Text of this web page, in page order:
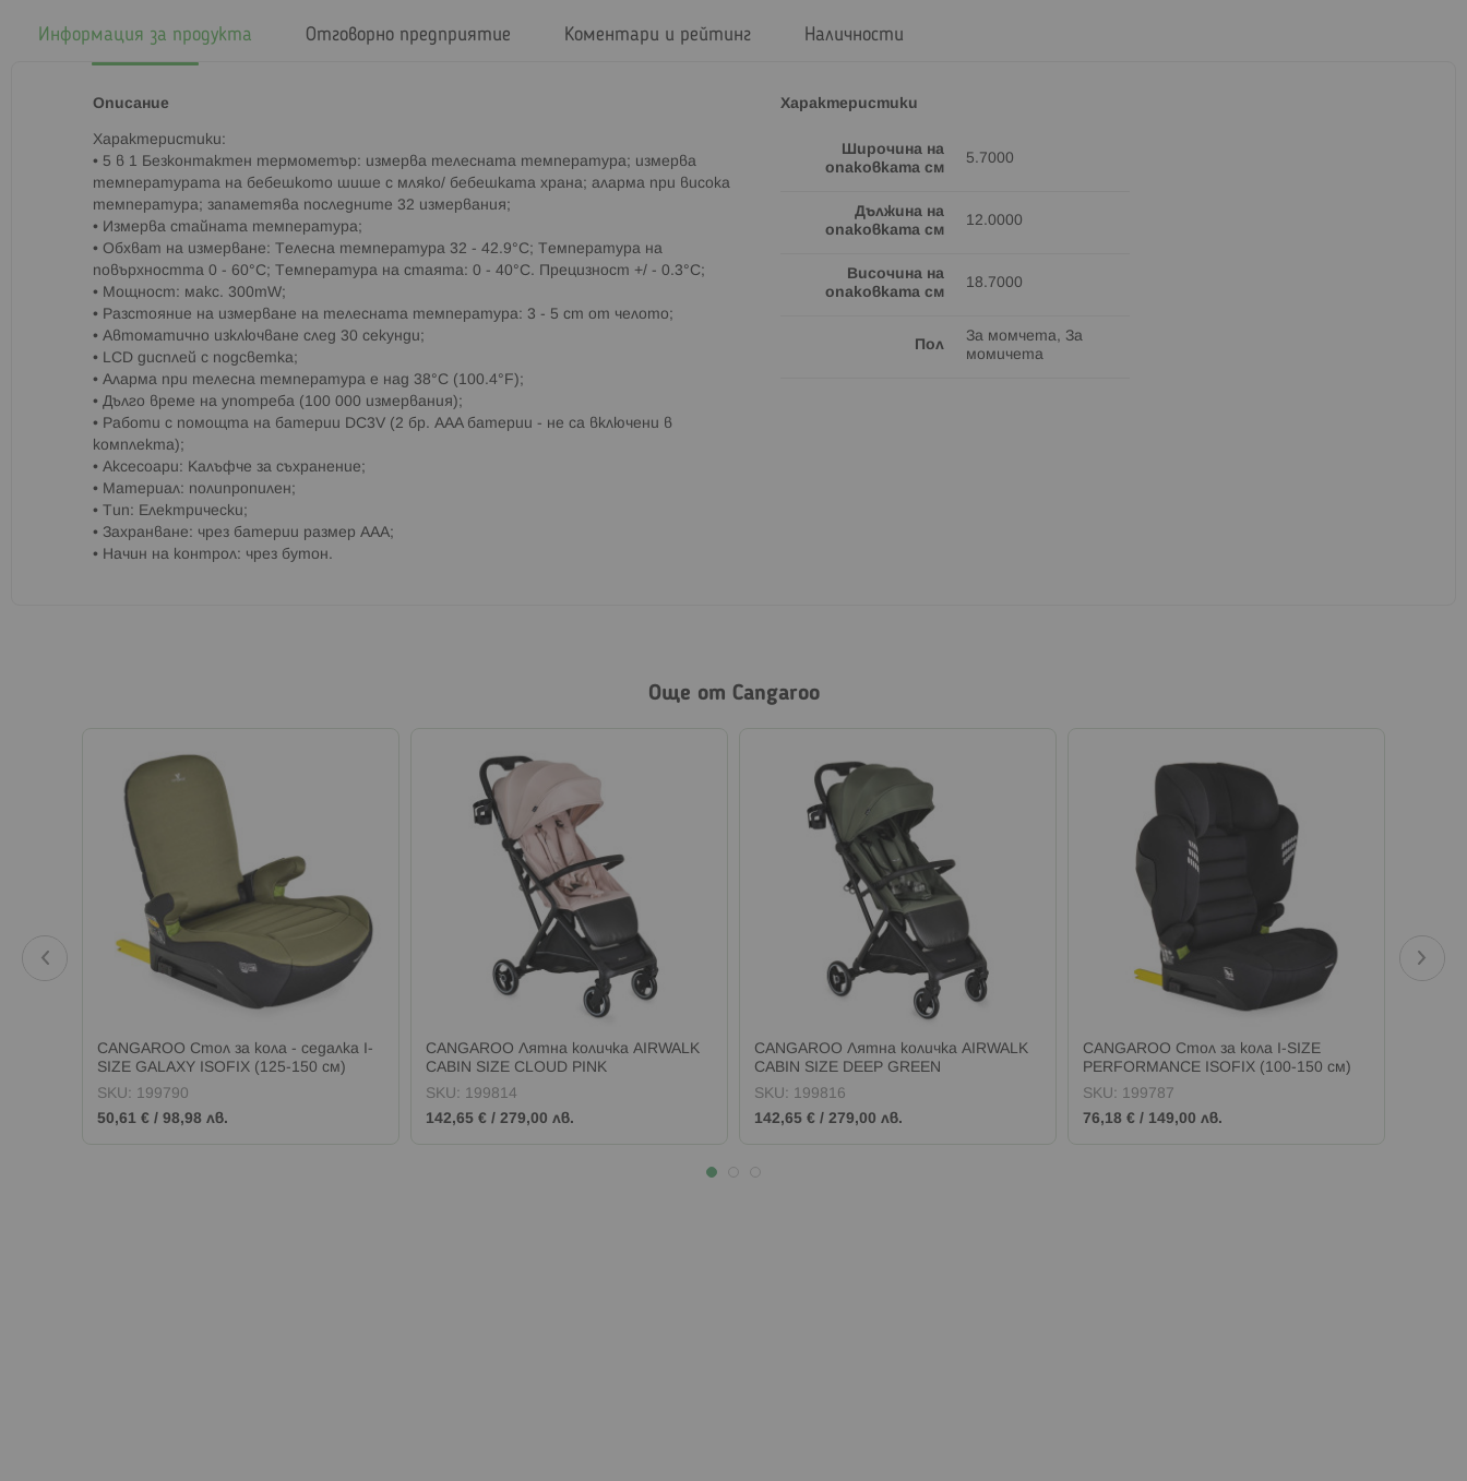
Информация за продукта
Описание
Характеристики:
• 5 в 1 Безконтактен термометър: измерва телесната температура; измерва
температурата на бебешкото шише с мляко/ бебешката храна; аларма при висока
температура; запаметява последните 32 измервания;
• Измерва стайната температура;
• Обхват на измерване: Телесна температура 32 - 42.9°C; Температура на
повърхността 0 - 60°C; Температура на стаята: 0 - 40°C. Прецизност +/ - 0.3°C;
• Мощност: макс. 300mW;
• Разстояние на измерване на телесната температура: 3 - 5 cm от челото;
• Автоматично изключване след 30 секунди;
• LCD дисплей с подсветка;
• Аларма при телесна температура е над 38°C (100.4°F);
• Дълго време на употреба (100 000 измервания);
• Работи с помощта на батерии DC3V (2 бр. AAA батерии - не са включени в
комплекта);
• Аксесоари: Калъфче за съхранение;
• Материал: полипропилен;
• Тип: Електрически;
• Захранване: чрез батерии размер AAA;
• Начин на контрол: чрез бутон.
Характеристики
Широчина на
опаковката см
5.7000
Дължина на
опаковката см
12.0000
Височина на
опаковката см
18.7000
Пол
За момчета, За
момичета
Отговорно предприятие Коментари и рейтинг Наличности
Още от Cangaroo
CANGAROO Стол за кола - седалка I-
SIZE GALAXY ISOFIX (125-150 см)
JUNIPER GREEN
SKU: 199790
50,61 € / 98,98 лв.
CANGAROO Лятна количка AIRWALK
CABIN SIZE CLOUD PINK
SKU: 199814
142,65 € / 279,00 лв.
CANGAROO Лятна количка AIRWALK
CABIN SIZE DEEP GREEN
SKU: 199816
142,65 € / 279,00 лв.
CANGAROO Стол за кола I-SIZE
PERFORMANCE ISOFIX (100-150 см)
COSMOS BLACK
SKU: 199787
76,18 € / 149,00 лв.